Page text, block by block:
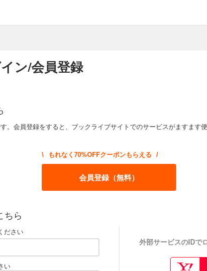
ン/会員登録
。会員登録をすると、ブックライブサイトでのサービスがますます
\ もれなく70%OFFクーポンもらえる /
会員登録（無料）
ちら
ださい
い
外部サービスのIDで